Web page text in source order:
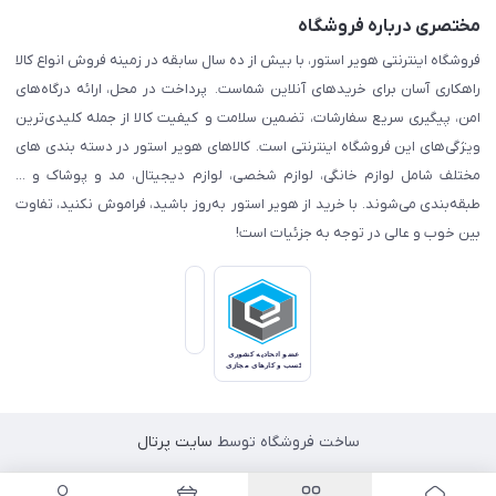
مختصری درباره فروشگاه
فروشگاه اینترنتی هویر استور، با بیش از ده سال سابقه در زمینه فروش انواع کالا
راهکاری آسان برای خریدهای آنلاین شماست. پرداخت در محل، ارائه درگاه‌های
امن، پیگیری سریع سفارشات، تضمین سلامت و کیفیت کالا از جمله کلیدی‌ترین
ویژگی‌های این فروشگاه اینترنتی است. کالاهای هویر استور در دسته بندی های
مختلف شامل لوازم خانگی، لوازم شخصی، لوازم دیجیتال، مد و پوشاک و ...
طبقه‌بندی می‌شوند. با خرید از هویر استور به‌روز باشید، فراموش نکنید، تفاوت
بین خوب و عالی در توجه به جزئیات است!
ساخت فروشگاه توسط سایت پرتال